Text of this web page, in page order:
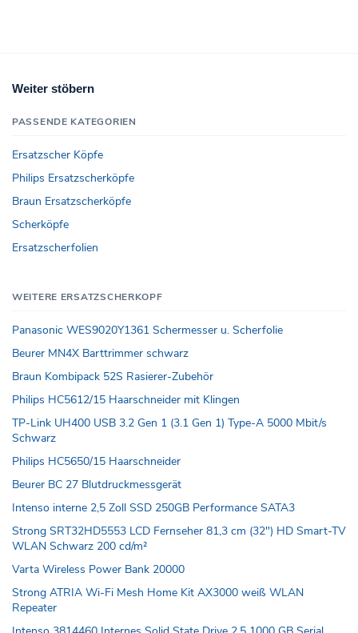
Weiter stöbern
PASSENDE KATEGORIEN
Ersatzscher Köpfe
Philips Ersatzscherköpfe
Braun Ersatzscherköpfe
Scherköpfe
Ersatzscherfolien
WEITERE ERSATZSCHERKOPF
Panasonic WES9020Y1361 Schermesser u. Scherfolie
Beurer MN4X Barttrimmer schwarz
Braun Kombipack 52S Rasierer-Zubehör
Philips HC5612/15 Haarschneider mit Klingen
TP-Link UH400 USB 3.2 Gen 1 (3.1 Gen 1) Type-A 5000 Mbit/s
Schwarz
Philips HC5650/15 Haarschneider
Beurer BC 27 Blutdruckmessgerät
Intenso interne 2,5 Zoll SSD 250GB Performance SATA3
Strong SRT32HD5553 LCD Fernseher 81,3 cm (32") HD Smart-TV
WLAN Schwarz 200 cd/m²
Varta Wireless Power Bank 20000
Strong ATRIA Wi-Fi Mesh Home Kit AX3000 weiß WLAN
Repeater